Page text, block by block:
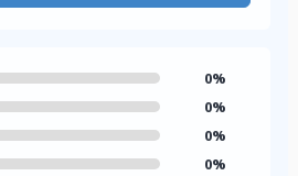
0%
0%
0%
0%